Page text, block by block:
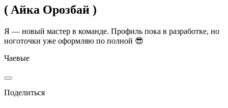
( Aйка Орозбай )
Я — новый мастер в команде. Профиль пока в разработке, но
ноготочки уже оформляю по полной 😎
Чаевые
Поделиться